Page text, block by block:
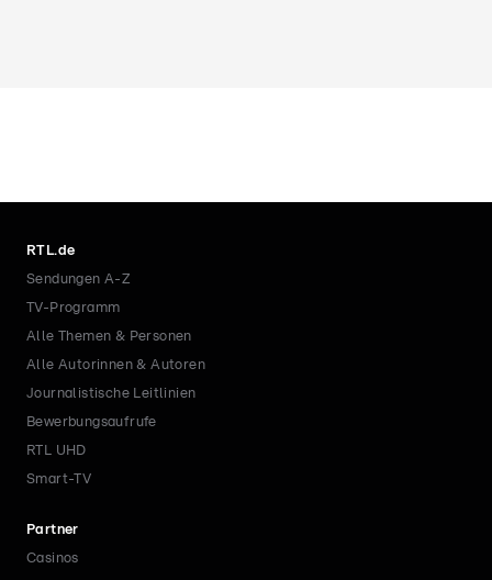
RTL.de
Sendungen A-Z
TV-Programm
Alle Themen & Personen
Alle Autorinnen & Autoren
Journalistische Leitlinien
Bewerbungsaufrufe
RTL UHD
Smart-TV
Partner
Casinos